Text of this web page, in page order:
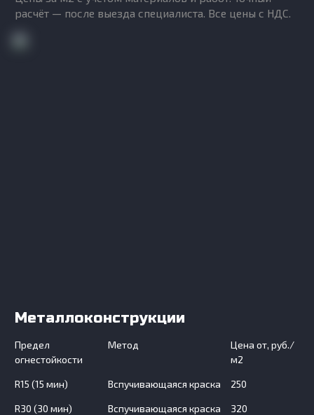
расчёт — после выезда специалиста. Все цены с НДС.
Металлоконструкции
Предел
огнестойкости
Метод
Цена от, руб./
м2
R15 (15 мин) Вспучивающаяся краска 250
R30 (30 мин) Вспучивающаяся краска 320